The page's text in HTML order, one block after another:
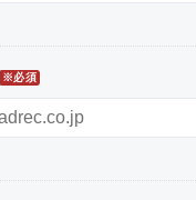
※必須